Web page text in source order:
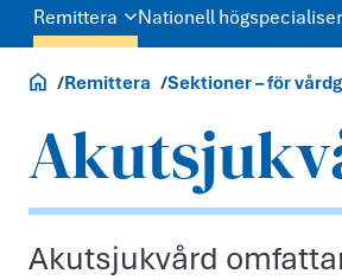
Remittera Nationell
Vårdgivare
Remittera Sektioner – för
Akutsjukvård